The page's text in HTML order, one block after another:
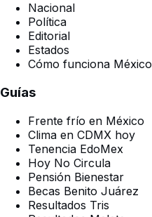
Nacional
Política
Editorial
Estados
Cómo funciona México
Guías
Frente frío en México
Clima en CDMX hoy
Tenencia EdoMex
Hoy No Circula
Pensión Bienestar
Becas Benito Juárez
Resultados Tris